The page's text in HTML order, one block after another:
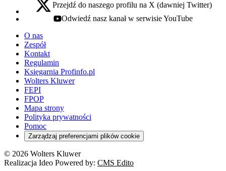
x - otwiera się w nowej karcie
Przejdź do naszego profilu na X (dawniej Twitter)
youtube - otwiera się w nowej karcie
Odwiedź nasz kanał w serwisie YouTube
O nas
Zespół
Kontakt
Regulamin
Księgarnia Profinfo.pl
Wolters Kluwer
FEPI
FPOP
Mapa strony
Polityka prywatności
Pomoc
Zarządzaj preferencjami plików cookie
© 2026 Wolters Kluwer
Realizacja Ideo Powered by: CMS Edito